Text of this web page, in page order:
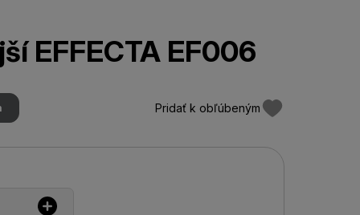
EFFECTA EF006
Pridať k obľúbeným